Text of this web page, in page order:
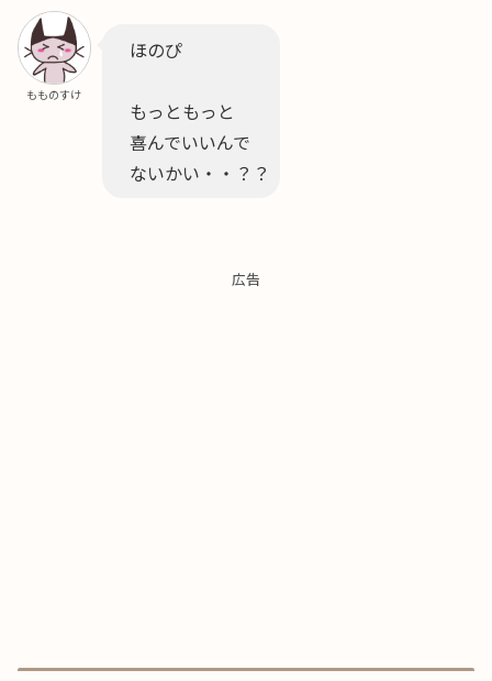
もものすけ
ほのぴ
もっともっと
喜んでいいんで
ないかい・・？？
広告